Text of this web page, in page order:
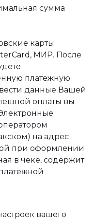
сумма
карты
МИР. После
платежную
данные Вашей
оплаты вы
на адрес
при оформлении
в чеке, содержит
вашего